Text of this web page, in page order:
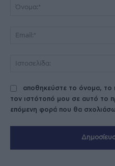
αποθηκεύστε το όνομα, το
τον ιστότοπό μου σε αυτό το
επόμενη φορά που θα